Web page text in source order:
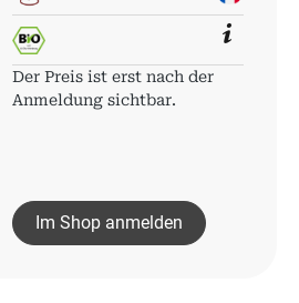
Der Preis ist erst nach der
Anmeldung sichtbar.
Im Shop anmelden